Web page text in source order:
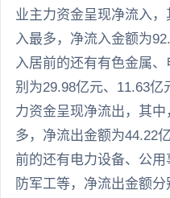
业主力资金呈现净流入
入最多，净流入金额为
入居前的还有有色金属
别为29.98亿元、11.63亿
力资金呈现净流出，其
多，净流出金额为44.22
前的还有电力设备、公
防军工等，净流出金额分